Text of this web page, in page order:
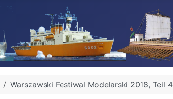
Warszawski Festiwal Modelarski 2018, Teil 4